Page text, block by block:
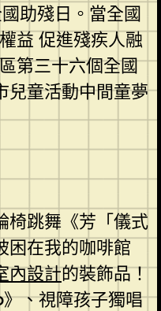
助殘日。當全國
益 促進殘疾人融
第三十六個全國
兒童活動中間童夢
椅跳舞《芳「儀式
困在我的咖啡館
內設計的裝飾品！
、視障孩子獨唱